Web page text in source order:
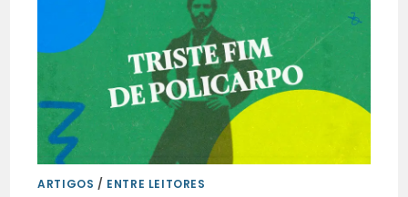
ARTIGOS / ENTRE LEITORES